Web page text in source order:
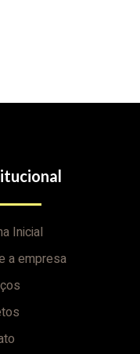
Inicial
a empresa